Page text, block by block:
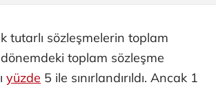
tutarlı sözleşmelerin toplam
dönemdeki toplam sözleşme
yüzde 5 ile sınırlandırıldı. Ancak 1